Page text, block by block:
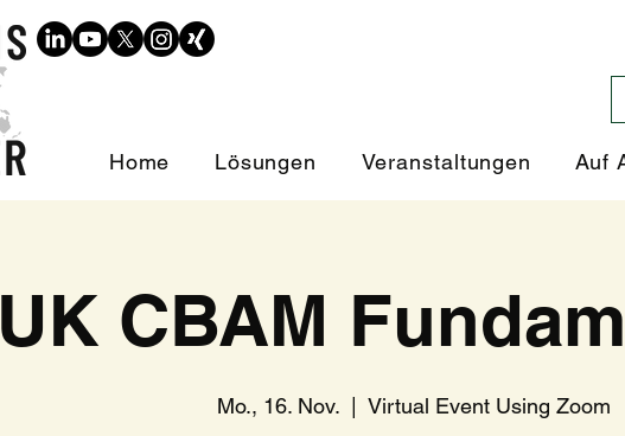
Home Lösungen Veranstaltungen Auf
UK CBAM
Mo., 16. Nov. Virtual Event Using Zoom